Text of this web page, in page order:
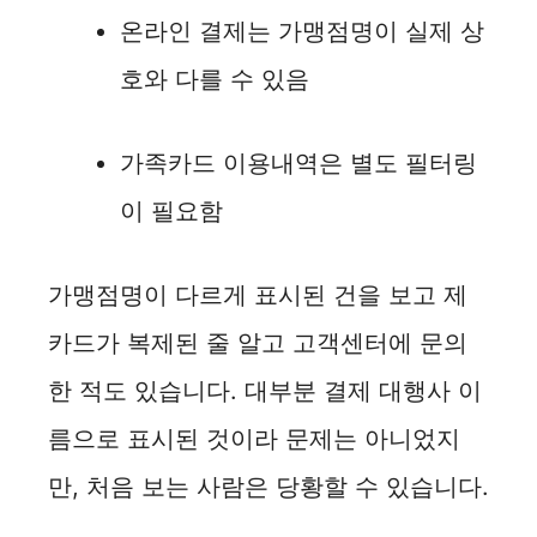
온라인 결제는 가맹점명이 실제 상
호와 다를 수 있음
가족카드 이용내역은 별도 필터링
이 필요함
가맹점명이 다르게 표시된 건을 보고 제
카드가 복제된 줄 알고 고객센터에 문의
한 적도 있습니다. 대부분 결제 대행사 이
름으로 표시된 것이라 문제는 아니었지
만, 처음 보는 사람은 당황할 수 있습니다.